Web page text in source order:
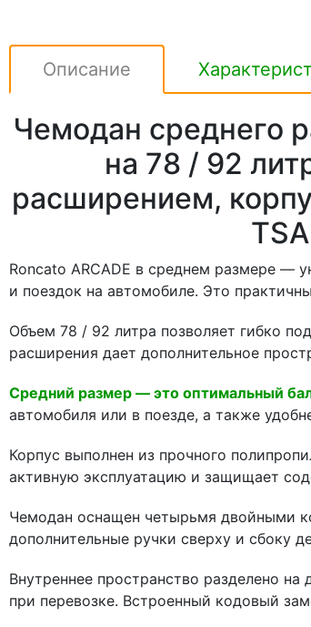
Описание
Чемодан среднего
на 78 / 92
расширением,
Roncato ARCADE в среднем размере —
и поездок на автомобиле. Это
Объем 78 / 92 литра позволяет гибко
расширения дает дополнительное
Средний размер — это оптимальный
автомобиля или в поезде, а также
Корпус выполнен из прочного
активную эксплуатацию и защищает
Чемодан оснащен четырьмя двойными
дополнительные ручки сверху и сбоку
Внутреннее пространство разделено
при перевозке. Встроенный кодовый